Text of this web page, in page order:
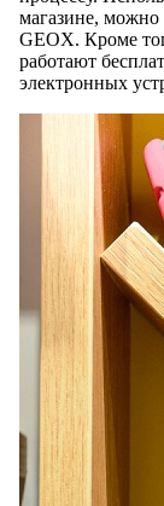
магазине, можно
GEOX. Кроме
работают
электронных